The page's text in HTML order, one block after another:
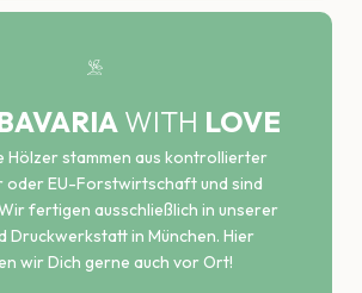
WITH LOVE
Hölzer stammen aus kontrollierter
oder EU-Forstwirtschaft und sind
fertigen ausschließlich in unserer
Druckwerkstatt in München. Hier
wir Dich gerne auch vor Ort!